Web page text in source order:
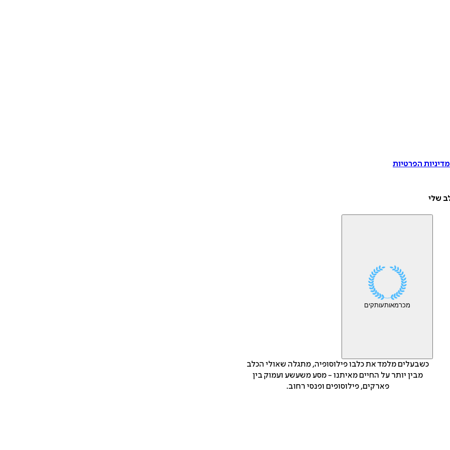
הפרטיות
שלי
מכרמאותעותקים
כשבעלים מלמד את כלבו פילוסופיה, מתגלה שאולי הכלב
מבין יותר על החיים מאיתנו - מסע משעשע ועמוק בין
פארקים, פילוסופים ופנסי רחוב.